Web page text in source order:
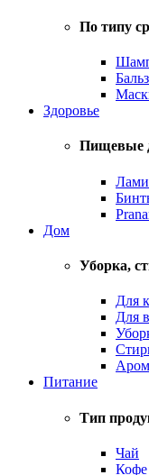
По типу
Здоровье
Пищевые
Дом
Уборка,
Для
Для
Питание
Тип
Чай
Кофе